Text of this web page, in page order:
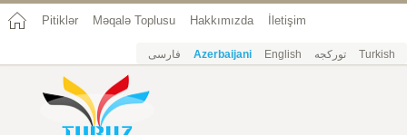
Pitiklər Məqalə Toplusu Hakkımızda İletişim
فارسی Azerbaijani English تورکجه Turkish